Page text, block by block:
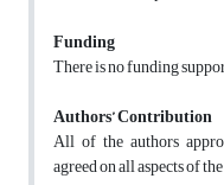
Funding
There is no funding
Authors’ Contribution
All of the authors
agreed on all aspects of